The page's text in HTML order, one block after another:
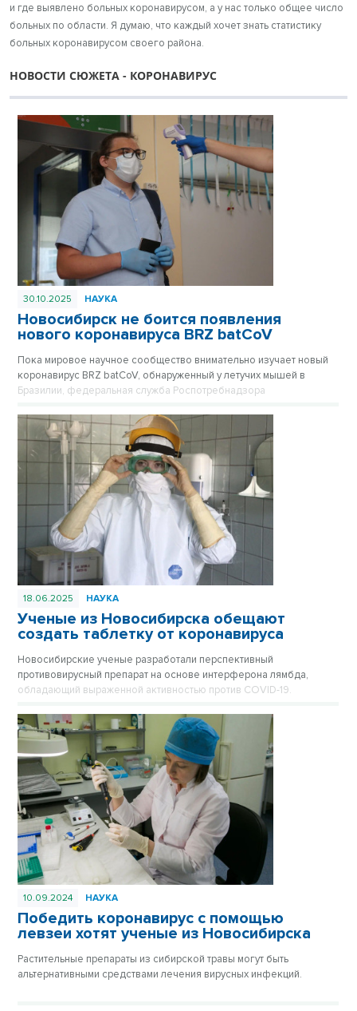
и где выявлено больных коронавирусом, а у нас только общее число
больных по области. Я думаю, что каждый хочет знать статистику
больных коронавирусом своего района.
НОВОСТИ СЮЖЕТА - КОРОНАВИРУС
30.10.2025 НАУКА
Новосибирск не боится появления
нового коронавируса BRZ batCoV
Пока мировое научное сообщество внимательно изучает новый
коронавирус BRZ batCoV, обнаруженный у летучих мышей в
Бразилии, федеральная служба Роспотребнадзора
оперативном контроле.
18.06.2025 НАУКА
Ученые из Новосибирска обещают
создать таблетку от коронавируса
Новосибирские ученые разработали перспективный
противовирусный препарат на основе интерферона лямбда,
обладающий выраженной активностью против COVID-19.
10.09.2024 НАУКА
Победить коронавирус с помощью
левзеи хотят ученые из Новосибирска
Растительные препараты из сибирской травы могут быть
альтернативными средствами лечения вирусных инфекций.